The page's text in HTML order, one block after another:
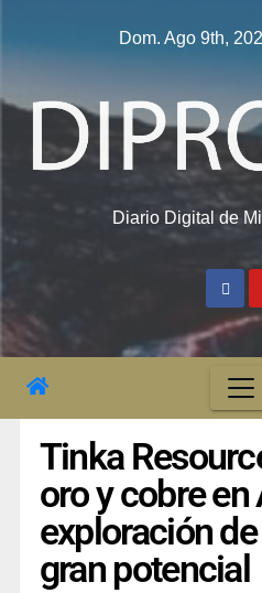
Dom. Ago 9th,
Diario Digital de
Tinka
oro y cobre en
exploración
gran potencial